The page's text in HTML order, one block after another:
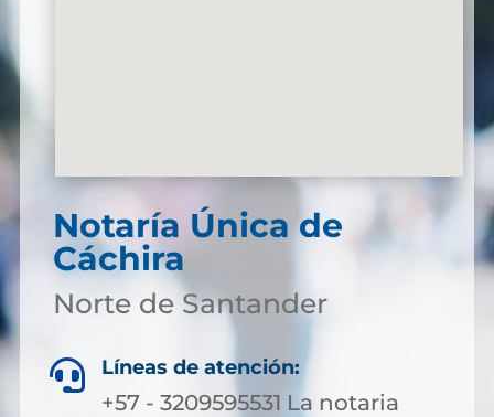
Notaría Única de
Cáchira
Norte de Santander
 Líneas de atención:
+57 - 3209595531 La notaria